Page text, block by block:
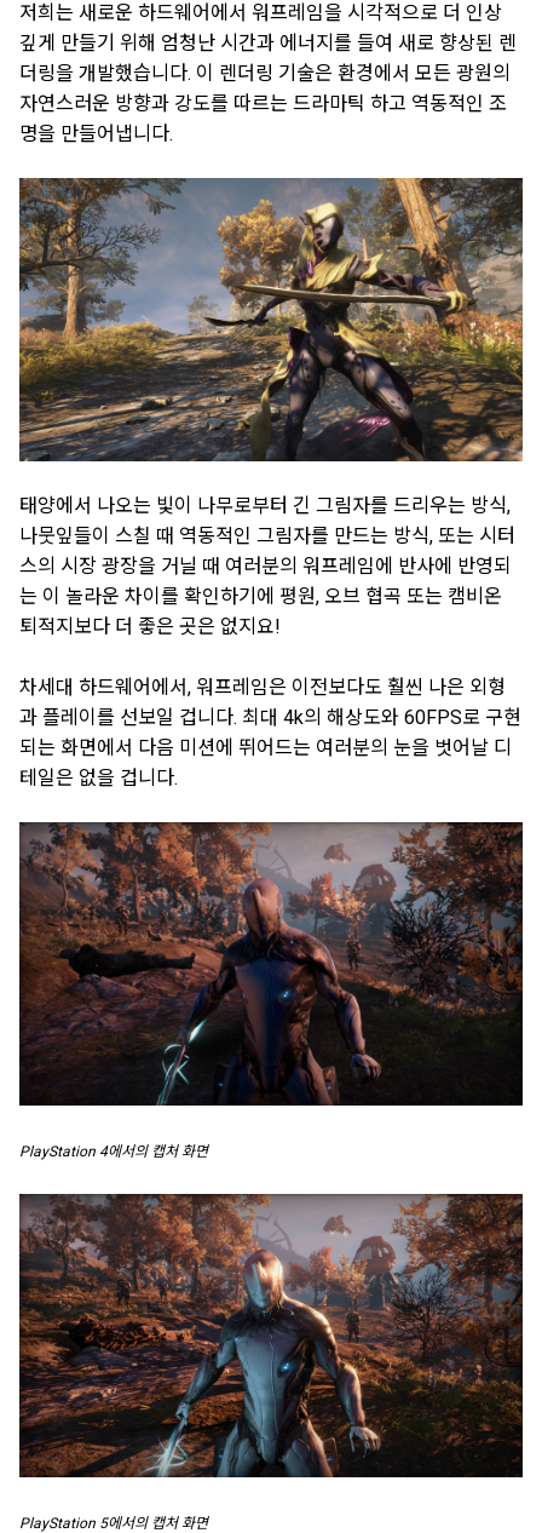
저희는 새로운 하드웨어에서 워프레임을 시각적으로 더 인상
깊게 만들기 위해 엄청난 시간과 에너지를 들여 새로 향상된 렌
더링을 개발했습니다. 이 렌더링 기술은 환경에서 모든 광원의
자연스러운 방향과 강도를 따르는 드라마틱 하고 역동적인 조
명을 만들어냅니다.
태양에서 나오는 빛이 나무로부터 긴 그림자를 드리우는 방식,
나뭇잎들이 스칠 때 역동적인 그림자를 만드는 방식, 또는 시터
스의 시장 광장을 거닐 때 여러분의 워프레임에 반사에 반영되
는 이 놀라운 차이를 확인하기에 평원, 오브 협곡 또는 캠비온
퇴적지보다 더 좋은 곳은 없지요!
차세대 하드웨어에서, 워프레임은 이전보다도 훨씬 나은 외형
과 플레이를 선보일 겁니다. 최대 4k의 해상도와 60FPS로 구현
되는 화면에서 다음 미션에 뛰어드는 여러분의 눈을 벗어날 디
테일은 없을 겁니다.
PlayStation 4에서의 캡처 화면
PlayStation 5에서의 캡처 화면